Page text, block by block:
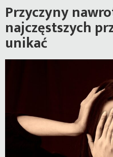
Przyczyny
najczęstszych
unikać